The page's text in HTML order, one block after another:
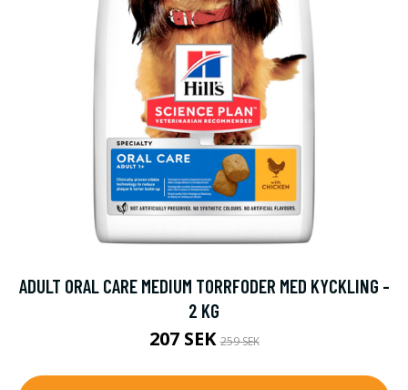
ADULT ORAL CARE MEDIUM TORRFODER MED KYCKLING -
2 KG
207 SEK259 SEK